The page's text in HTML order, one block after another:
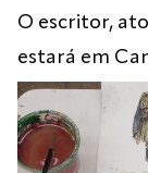
O escritor,
estará em
domingo, 2
o livro Zé
Campina